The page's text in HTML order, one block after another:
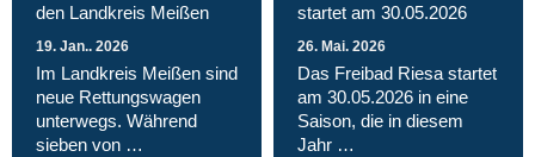
den Landkreis Meißen
19. Jan.. 2026
Im Landkreis Meißen sind
neue Rettungswagen
unterwegs. Während
sieben von …
startet am 30.05.2026
26. Mai. 2026
Das Freibad Riesa startet
am 30.05.2026 in eine
Saison, die in diesem
Jahr …